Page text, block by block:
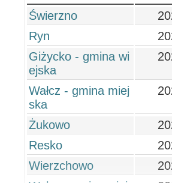
Świerzno
Ryn
Giżycko - gmina wi
ejska
Wałcz - gmina miej
ska
Żukowo
Resko
Wierzchowo